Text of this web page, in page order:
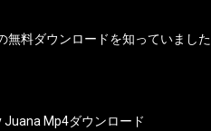
無料ダウンロードを知っていました
Juana Mp4ダウンロード